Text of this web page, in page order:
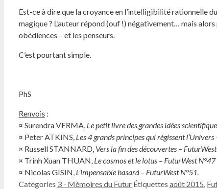
Est-ce à dire que la croyance en l’intelligibilité rationnelle
magique ? L’auteur répond (ouf !) négativement… mais
obédiences – et les penseurs.
C’est pourtant simple.
PhS
Renvois :
¤ Surendra VERMA, Le petit livre des grandes idées
¤ Peter ATKINS, Les 4 grands principes qui régissent
¤ Russell STANNARD, Vers la fin des découvertes –
¤ Trinh Xuan THUAN, Le cosmos et le lotus – FuturWest N°47
¤ Nicolas GISIN, L’impensable hasard – FuturWest N°51.
Catégories 3 - Mémoires du Futur Étiquettes août 2015